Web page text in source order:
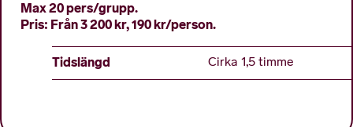
Max 20 pers/grupp.
Pris: Från 3 200 kr, 190 kr/person.
Tidslängd Cirka 1,5 timme